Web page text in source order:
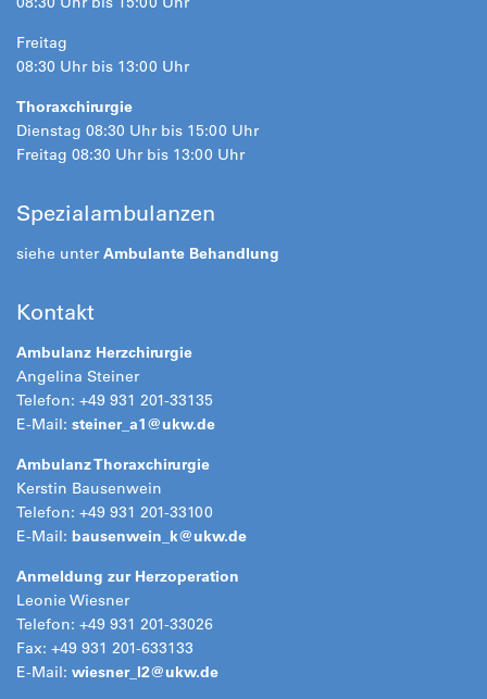
Freitag
08:30 Uhr bis 13:00 Uhr
Thoraxchirurgie
Dienstag 08:30 Uhr bis 15:00 Uhr
Freitag 08:30 Uhr bis 13:00 Uhr
Spezialambulanzen
siehe unterAmbulante Behandlung
Kontakt
Ambulanz Herzchirurgie
Angelina Steiner
Telefon: +49 931 201-33135
E-Mail: steiner_a1@ukw.de
Ambulanz Thoraxchirurgie
Kerstin Bausenwein
Telefon: +49 931 201-33100
E-Mail: bausenwein_k@ukw.de
Anmeldung zur Herzoperation
Leonie Wiesner
Telefon: +49 931 201-33026
Fax: +49 931 201-633133
E-Mail: wiesner_l2@ukw.de